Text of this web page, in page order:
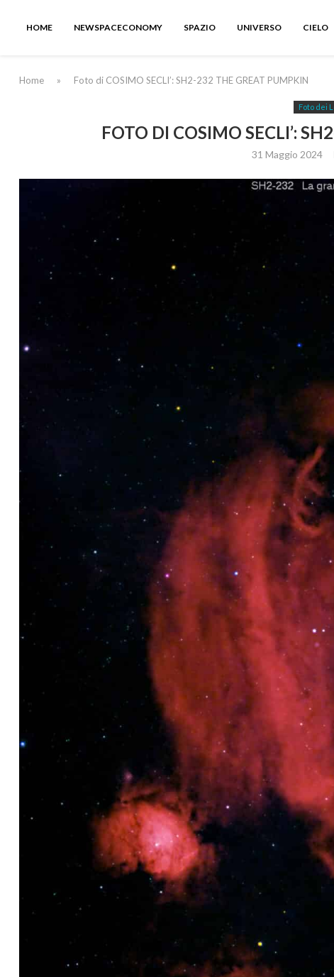
HOME NEWSPACECONOMY SPAZIO UNIVERSO CIELO
Home » Foto di COSIMO SECLI’: SH2-232 THE GREAT PUMPKIN
Foto dei
FOTO DI COSIMO SECLI’:
31 Maggio 2024